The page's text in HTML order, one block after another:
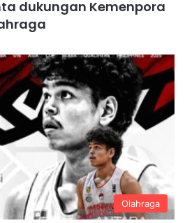
dukungan Kemenpora
Olahraga